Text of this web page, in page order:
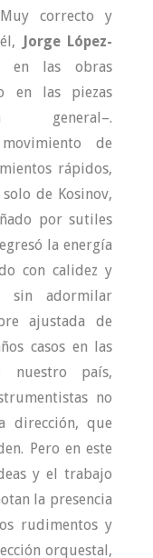
correcto y
Jorge López-
en las obras
en las piezas
de
rápidos,
de Kosinov,
por sutiles
la energía
con calidez y
sin adormilar
ajustada de
casos en las
nuestro país,
no
dirección, que
Pero en este
y el trabajo
la presencia
rudimentos y
orquestal,